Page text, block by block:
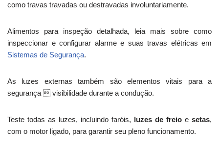
como travas travadas ou destravadas involuntariamente.
Alimentos para inspeção detalhada, leia mais sobre como
inspeccionar e configurar alarme e suas travas elétricas em
Sistemas de Segurança.
As luzes externas também são elementos vitais para a
segurança  visibilidade durante a condução.
Teste todas as luzes, incluindo faróis, luzes de freio e setas,
com o motor ligado, para garantir seu pleno funcionamento.